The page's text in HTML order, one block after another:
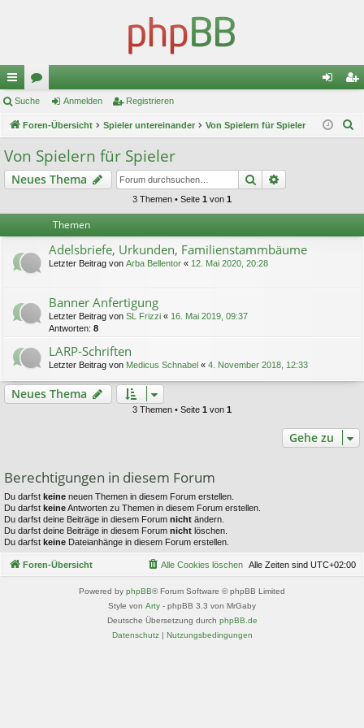
ch
ne
llz
ug
or
en m ist
Suche Anmelden Registrieren
Foren-Übersicht Spieler untereinander Von Spielern für Spieler
Von Spielern für Spieler
Neues Thema Suche
3 Themen • Seite 1 von 1
Themen
Adelsbriefe, Urkunden, Familienstammbäume
Letzter Beitrag von Arba Bellentor « 12. Mai 2020, 20:28
Banner Anfertigung
Letzter Beitrag von SL Frizzi « 16. Mai 2019, 09:37
Antworten: 8
LARP-Schriften
Letzter Beitrag von Medicus Schnabel « 4. November 2018, 12:33
Neues Thema
3 Themen • Seite 1 von 1
Gehe zu
Berechtigungen in diesem Forum
Du darfst keine neuen Themen in diesem Forum erstellen.
Du darfst keineAntworten zu Themen in diesem Forum erstellen.
Du darfst deine Beiträge in diesem Forum nicht ändern.
Du darfst deine Beiträge in diesem Forum nicht löschen.
Du darfst keine Dateianhänge in diesem Forum erstellen.
Foren-Übersicht Alle Zeiten sind UTC+02:00
Alle Cookies löschen
Powered by phpBB® Forum Software © phpBB Limited
Style von Arty - phpBB 3.3 von MrGaby
Deutsche Übersetzung durch phpBB.de
Datenschutz| Nutzungsbedingungen